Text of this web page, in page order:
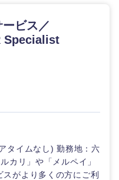
ビス／
Specialist
タイムなし) 勤務地：六
カリ」や「メルペイ」
がより多くの方にご利